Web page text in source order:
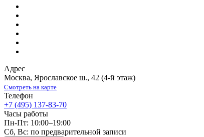
Адрес
Москва, Ярославское ш., 42 (4-й этаж)
Смотреть на карте
Телефон
+7 (495) 137-83-70
Часы работы
Пн-Пт: 10:00–19:00
Сб, Вс: по предварительной записи